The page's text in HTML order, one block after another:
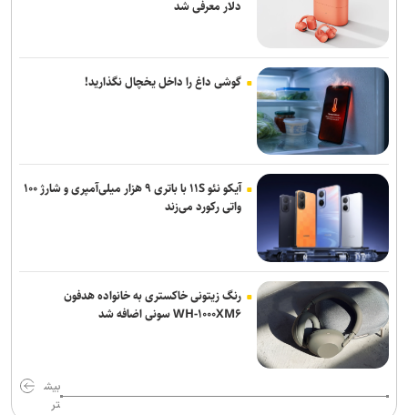
دلار معرفی شد
گوشی داغ را داخل یخچال نگذارید!
آیکو نئو ۱۱S با باتری ۹ هزار میلی‌آمپری و شارژ ۱۰۰
واتی رکورد می‌زند
رنگ زیتونی خاکستری به خانواده هدفون
WH-۱۰۰۰XM۶ سونی اضافه شد
بیش
تر